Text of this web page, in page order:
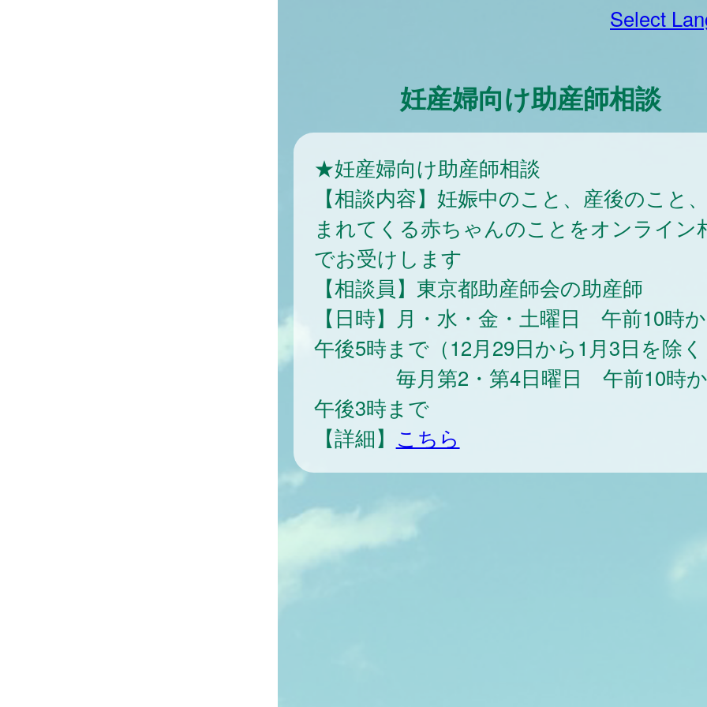
Select
妊産婦向け助産師相談
★妊産婦向け助産師相談
【相談内容】妊娠中のこと、産後のこと
まれてくる赤ちゃんのことをオンライン
でお受けします
【相談員】東京都助産師会の助産師
【日時】月・水・金・土曜日 午前10時
午後5時まで（12月29日から1月3日を除
毎月第2・第4日曜日 午前10時
午後3時まで
【詳細】 こちら